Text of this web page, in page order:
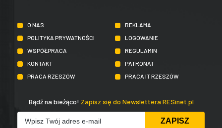
O NAS
REKLAMA
POLITYKA PRYWATNOŚCI
LOGOWANIE
WSPÓŁPRACA
REGULAMIN
KONTAKT
PATRONAT
PRACA RZESZÓW
PRACA IT RZESZÓW
Bądź na bieżąco! Zapisz się do Newslettera RESinet.pl